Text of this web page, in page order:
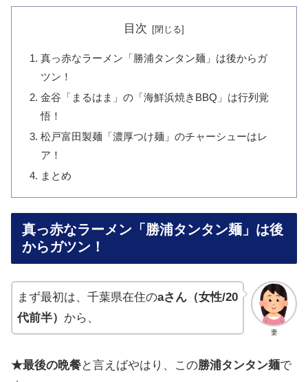
目次
真っ赤なラーメン「勝浦タンタン麺」は後からガ
ツン！
金谷「まるはま」の「海鮮浜焼きBBQ」は行列覚
悟！
松戸富田製麺「濃厚つけ麺」のチャーシューはレ
ア！
まとめ
真っ赤なラーメン「勝浦タンタン麺」は後
からガツン！
妻
まず最初は、千葉県在住のaさん（女性/20
代前半） から、
★最後の晩餐と言えばやはり 、 この勝浦タンタン麺で